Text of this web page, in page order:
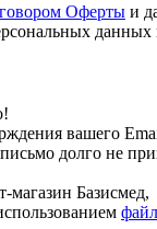
Оферты и
данных
вашего
долго не
магазин Базисмед,